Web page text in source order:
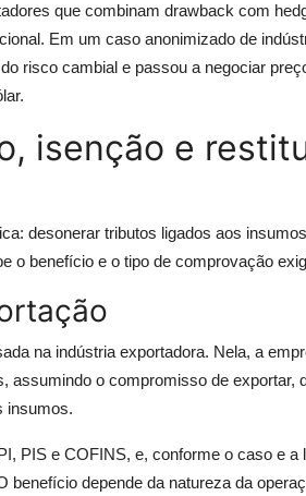
que combinam drawback com
Em um caso anonimizado de
risco cambial e passou a negociar
isenção e
desonerar tributos ligados aos
o benefício e o tipo de comprovação
na indústria exportadora. Nela, a
o compromisso de exportar,
insumos.
PIS e COFINS, e, conforme o caso e a
depende da natureza da